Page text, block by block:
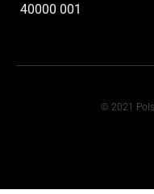
40000 001
© 2021